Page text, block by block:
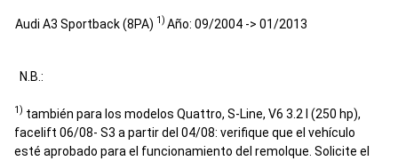
Audi A3 Sportback (8PA) 1) Año: 09/2004 -> 01/2013
N.B.:
1) también para los modelos Quattro, S-Line, V6 3.2 l (250 hp),
facelift 06/08- S3 a partir del 04/08: verifique que el vehículo
esté aprobado para el funcionamiento del remolque. Solicite el